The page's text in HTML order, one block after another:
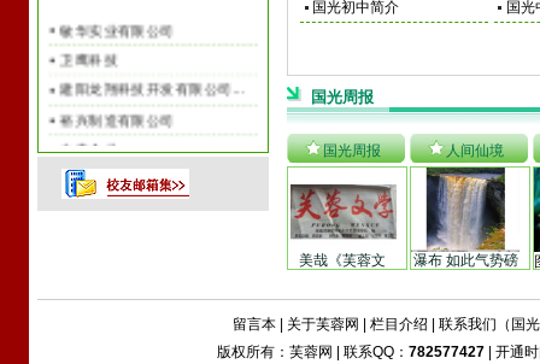
敏华实业有限公司
卫鹰科技
建阳龙翔科技开发有限公司...
裕兴制造有限公司
文忠企业
宏創金屬製品有限公司
香水伊人
北京金吉宏业科貿有限責任...
国光初中简介
国光
国光周报
国光周报
美哉《芙蓉文
，试弓【国光芙
蓉文学报】
人间仙境
瀑布 如此气势磅
---【人间仙境】
留言本| 关于芙蓉网 栏目介绍
联系我们（国
版权所有：芙蓉网 | 联系QQ： 782577427| 开通时